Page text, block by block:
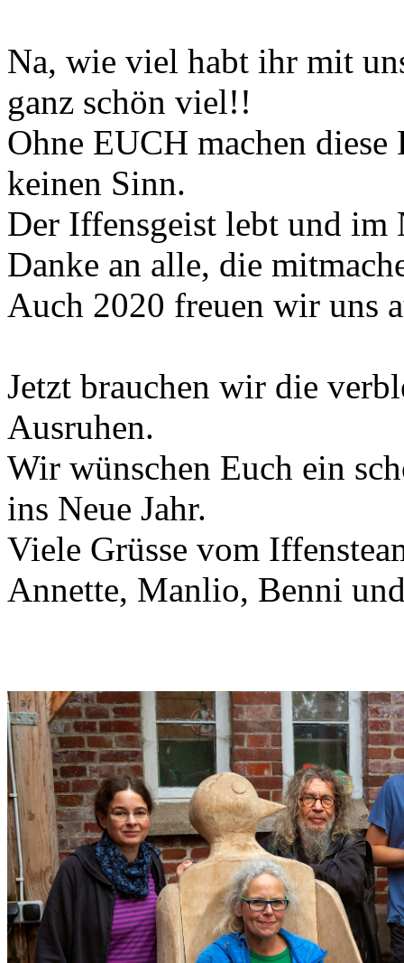
Na, wie viel habt ihr mit
ganz schön viel!!
Ohne EUCH machen
keinen Sinn.
Der Iffensgeist lebt und im
Danke an alle, die
Auch 2020 freuen wir uns
Jetzt brauchen wir die
Ausruhen.
Wir wünschen Euch ein
ins Neue Jahr.
Viele Grüsse vom
Annette, Manlio, Benni